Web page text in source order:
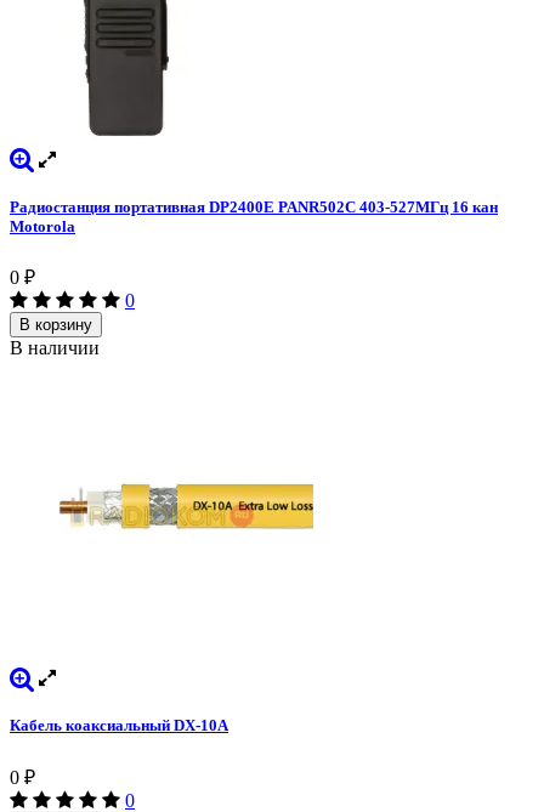
Радиостанция портативная DP2400E PANR502C 403-527МГц 16 кан
Motorola
0 ₽
0
В корзину
В наличии
Кабель коаксиальный DX-10A
0 ₽
0